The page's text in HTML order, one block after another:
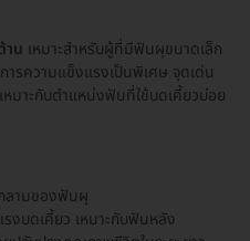
าน เหมาะสำหรับผู้ที่มีฟันผุขนาดเล็ก
รความแข็งแรงเป็นพิเศษ จุดเด่น
มาะกับตำแหน่งฟันที่ใช้บดเคี้ยวบ่อย
ลามของฟันผุ
บดเคี้ยว เหมาะกับฟันหลัง